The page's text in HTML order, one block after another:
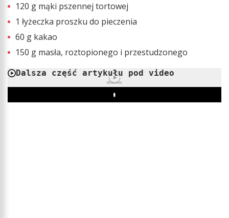
120 g mąki pszennej tortowej
1 łyżeczka proszku do pieczenia
60 g kakao
150 g masła, roztopionego i przestudzonego
Dalsza część artykułu pod video
REKLAMA
Play